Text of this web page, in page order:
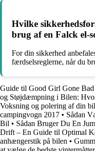
Hvilke
brug af en Falck el-
For din sikkerhed
færdselsreglerne, når du
Guide til Good Girl Gone
og Støjdæmpning i Bilen:
Voksning og polering af din bil
campingvogn 2017 • Sådan
Bil • Sådan Bruger Du En
Drift – En Guide til Optimal
anhængerstik på bilen •